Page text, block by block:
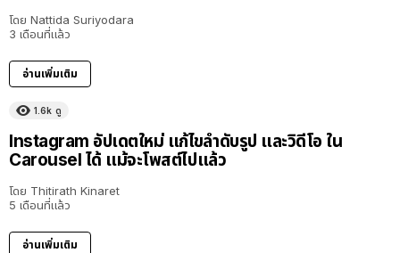
โดย Nattida Suriyodara
3 เดือนที่แล้ว
อ่านเพิ่มเติม
1.6k ดู
Instagram อัปเดตใหม่ แก้ไขลำดับรูป และวิดีโอ ใน
Carousel ได้ แม้จะโพสต์ไปแล้ว
โดย Thitirath Kinaret
5 เดือนที่แล้ว
อ่านเพิ่มเติม